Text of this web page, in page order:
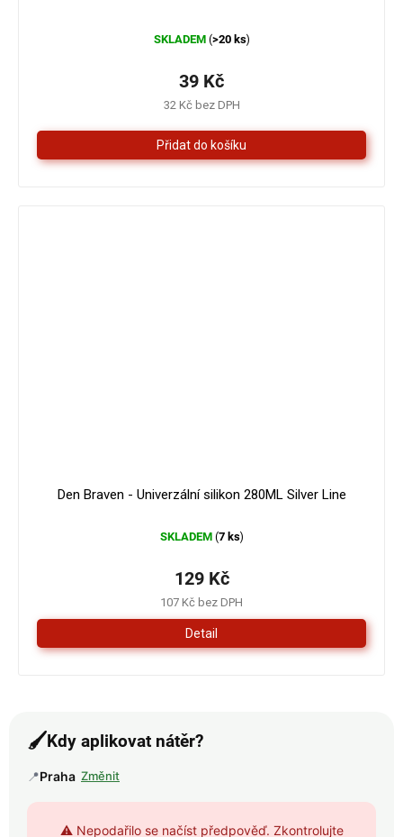
hodnocení
je
z
5
hvězdiček.
SKLADEM (>20 ks)
32 Kč bez DPH
39 Kč
Den Braven - Univerzální silikon 280ML Silver Line
SKLADEM (7 ks)
107 Kč bez DPH
129 Kč
Detail
🖌️Kdy aplikovat nátěr?
📍Praha Změnit
⚠️ Nepodařilo se načíst předpověď. Zkontrolujte